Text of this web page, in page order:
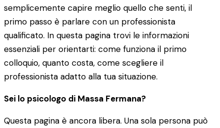
semplicemente capire meglio quello che senti, il
primo passo è parlare con un professionista
qualificato. In questa pagina trovi le informazioni
essenziali per orientarti: come funziona il primo
colloquio, quanto costa, come scegliere il
professionista adatto alla tua situazione.
Sei lo psicologo di Massa Fermana?
Questa pagina è ancora libera. Una sola persona può